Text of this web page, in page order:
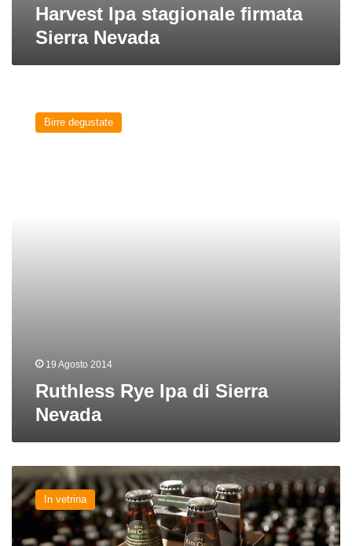
Harvest Ipa stagionale firmata
Sierra Nevada
Birre degustate
19 Agosto 2014
Ruthless Rye Ipa di Sierra
Nevada
Sierra
Nevada
birra
In vetrina